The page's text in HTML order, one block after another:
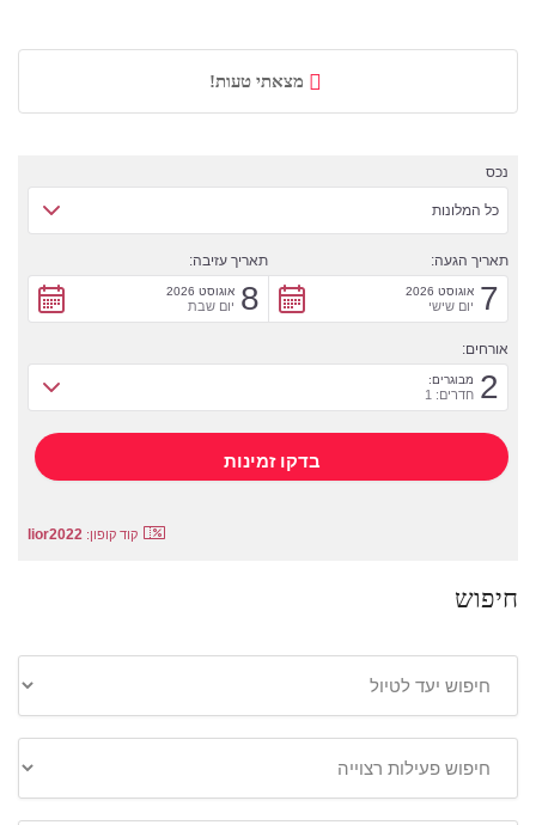
מצאתי טעות!
נכס
כל המלונות
תאריך הגעה:
7 אוגוסט 2026
יום שישי
תאריך עזיבה:
8 אוגוסט 2026
יום שבת
אורחים:
2 מבוגרים:
חדרים: 1
קוד קופון: lior2022
חיפוש